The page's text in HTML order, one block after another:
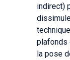
indirect)
plafonds
la pose